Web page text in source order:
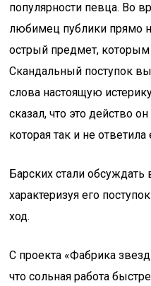
популярности певца. Во
любимец публики прямо
острый предмет, которым
Скандальный поступок
слова настоящую
сказал, что это действо
которая так и не
Барских стали
характеризуя его
ход.
С проекта «Фабрика
что сольная работа